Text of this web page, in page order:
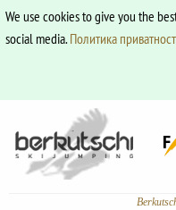
We use cookies to give you the
social media.Политика